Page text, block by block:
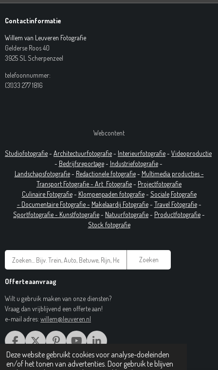
Deze website gebruikt cookies voor analyse-doeleinden
en/of het tonen van advertenties. Door gebruik te blijven
Contactinformatie
Willem van Leuveren Fotografie
Gelderse Roos 40
3925 SL Scherpenzeel
telefoonnummer:
(31)33 277 1816
Webcontent
Studiofotografie- Architectuurfotografie- Interieurfotografie- Videoproductie
- Bedrijfsreportage- Industriefotografie-
Landschapsfotografie- Redactionele fotografie- Multimedia producties -
Transport Fotografie - Art Fotografie- Projectfotografie
Culinaire Fotografie- Klompenpaden fotografie- Sociale Fotografie
- Documentaire Fotografie- Makelaardij Fotografie- Travel Fotografie-
Sportfotografie - Kunstfotografie- Natuurfotografie- Productfotografie-
Stock fotografie
Zoeken
Offerteaanvraag
Wilt u gebruik maken van onze diensten?
Vraag dan vrijblijvend een offerte aan!
e-mail adres: willem@leuveren.nl
F
A
C
X
P
I
N
Y
O
U
L
I
N
© 2017 Regiobeeldbank.nl